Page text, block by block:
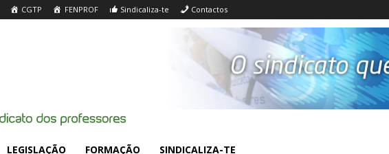
CGTP FENPROF Sindicaliza-te Contactos
LEGISLAÇÃO FORMAÇÃO SINDICALIZA-TE